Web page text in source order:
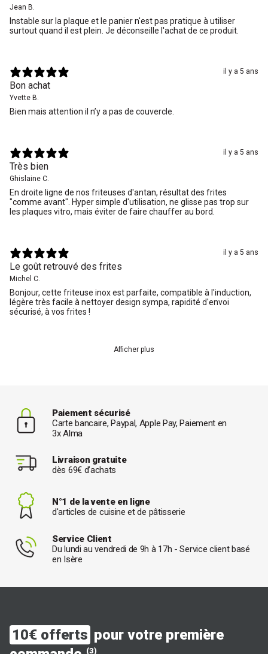
Jean B.
Instable sur la plaque et le panier n'est pas pratique à utiliser
surtout quand il est plein. Je déconseille l'achat de ce produit.
il y a 5 ans
Bon achat
Yvette B.
Bien mais attention il n’y a pas de couvercle.
il y a 5 ans
Très bien
Ghislaine C.
En droite ligne de nos friteuses d'antan, résultat des frites
"comme avant". Hyper simple d'utilisation, ne glisse pas trop sur
les plaques vitro, mais éviter de faire chauffer au bord.
il y a 5 ans
Le goût retrouvé des frites
Michel C.
Bonjour, cette friteuse inox est parfaite, compatible à l'induction,
légère très facile à nettoyer design sympa, rapidité d'envoi
sécurisé, à vos frites !
Afficher plus
Paiement sécurisé
Carte bancaire, Paypal, Apple Pay, Paiement en
3x Alma
Livraison gratuite
dès 69€ d’achats
N°1 de la vente en ligne
d'articles de cuisine et de pâtisserie
Service Client
Du lundi au vendredi de 9h à 17h - Service client basé
en Isère
10€ offerts pour votre première
(3)